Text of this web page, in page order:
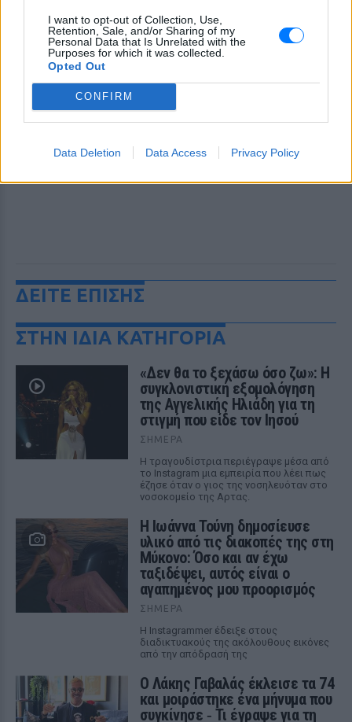
I want to opt-out of Collection, Use,
Retention, Sale, and/or Sharing of my
Personal Data that Is Unrelated with the
Purposes for which it was collected.
Opted Out
CONFIRM
Data Deletion Data Access Privacy Policy
ΔΕΙΤΕ ΕΠΙΣΗΣ
ΣΤΗΝ ΙΔΙΑ ΚΑΤΗΓΟΡΙΑ
«Δεν θα το ξεχάσω όσο ζω»: Η
συγκλονιστική εξομολόγηση
της Αγγελικής Ηλιάδη για τη
στιγμή που είδε τον Ιησού
ΣΉΜΕΡΑ
Η τραγουδίστρια περιέγραψε μέσα από
το Instagram μια εμπειρία που λέει πως
έζησε όταν ο γιος της νοσηλευόταν στο
νοσοκομείο της Αρτας.
Η Ιωάννα Τούνη δημοσίευσε
υλικό από τις διακοπές της στη
Μύκονο: Όσο και αν έχω
ταξιδέψει, αυτός είναι ο
αγαπημένος μου προορισμός
ΣΉΜΕΡΑ
Η Instagrammer έδειξε στους
διαδικτυακούς της ακόλουθους εικόνες
από την απόδρασή της
Ο Λάκης Γαβαλάς έκλεισε τα 74
και μοιράστηκε ένα μήνυμα που
συγκίνησε ‑ Τι έγραψε για τη